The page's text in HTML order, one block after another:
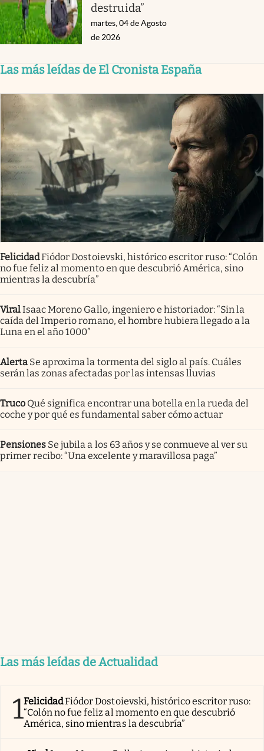
destruida”
martes, 04 de Agosto
de 2026
Las más leídas de El Cronista España
FelicidadFiódor Dostoievski, histórico escritor ruso: “Colón
no fue feliz al momento en que descubrió América, sino
mientras la descubría”
ViralIsaac Moreno Gallo, ingeniero e historiador: “Sin la
caída del Imperio romano, el hombre hubiera llegado a la
Luna en el año 1000”
Alerta Se aproxima la tormenta del siglo al país. Cuáles
serán las zonas afectadas por las intensas lluvias
Truco Qué significa encontrar una botella en la rueda del
coche y por qué es fundamental saber cómo actuar
Pensiones Se jubila a los 63 años y se conmueve al ver su
primer recibo: “Una excelente y maravillosa paga”
Las más leídas de Actualidad
1FelicidadFiódor Dostoievski, histórico escritor ruso:
“Colón no fue feliz al momento en que descubrió
América, sino mientras la descubría”